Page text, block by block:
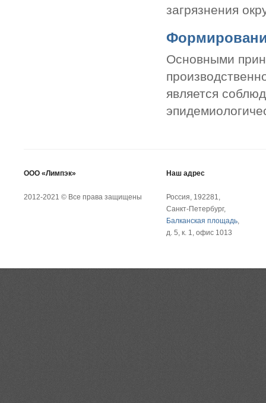
загрязнения
Основными
является
ООО «Лимпэк»
2012-2021 © Все права защищены
Наш адрес
Россия, 192281,
Санкт-Петербург,
Балканская площадь,
д. 5, к. 1, офис 1013